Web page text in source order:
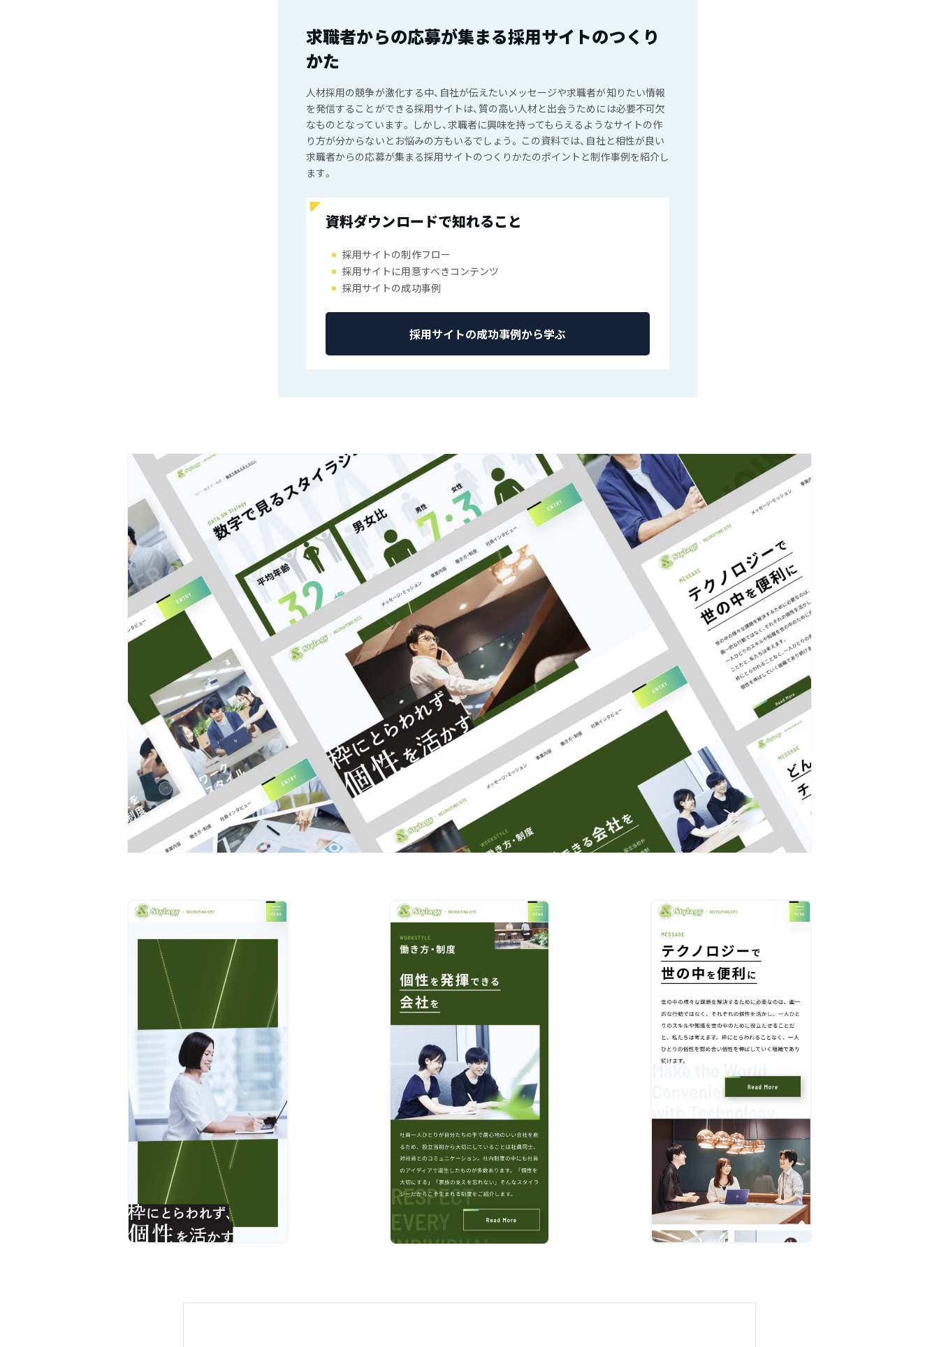
求職者からの応募が集まる採用サイトのつくり
かた
人材採用の競争が激化する中、自社が伝えたいメッセージや求職者が知りたい情報
を発信することができる採用サイトは、質の高い人材と出会うためには必要不可欠
なものとなっています。 しかし、求職者に興味を持ってもらえるようなサイトの作
り方が分からないとお悩みの方もいるでしょう。 この資料では、自社と相性が良い
求職者からの応募が集まる採用サイトのつくりかたのポイントと制作事例を紹介し
ます。
資料ダウンロードで知れること
採用サイトの制作フロー
採用サイトに用意すべきコンテンツ
採用サイトの成功事例
採用サイトの成功事例から学ぶ